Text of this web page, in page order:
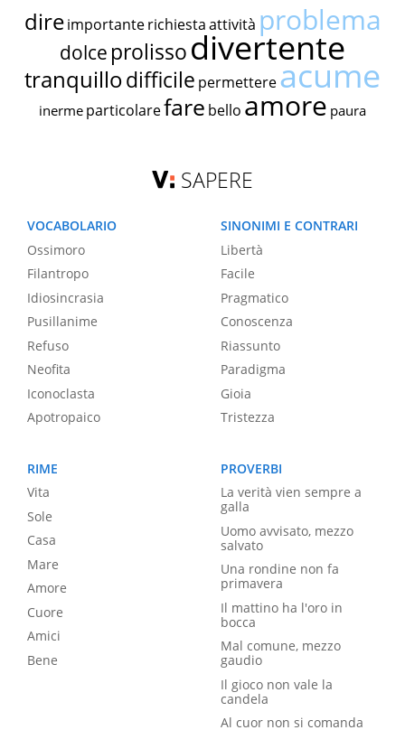
dire importante richiestaattività problema
dolce prolissodivertente
tranquillodifficile permettereacume
inerme particolarefare bello amore paura
SAPERE
VOCABOLARIO
Ossimoro
Filantropo
Idiosincrasia
Pusillanime
Refuso
Neofita
Iconoclasta
Apotropaico
SINONIMI E CONTRARI
Libertà
Facile
Pragmatico
Conoscenza
Riassunto
Paradigma
Gioia
Tristezza
RIME
Vita
Sole
Casa
Mare
Amore
Cuore
Amici
Bene
PROVERBI
La verità vien sempre a
galla
Uomo avvisato, mezzo
salvato
Una rondine non fa
primavera
Il mattino ha l'oro in
bocca
Mal comune, mezzo
gaudio
Il gioco non vale la
candela
Al cuor non si comanda